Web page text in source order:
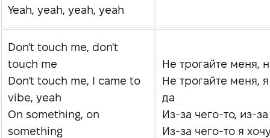
Yeah, yeah, yeah, yeah
Don't touch me, don't
touch me
Don't touch me, I came to
vibe, yeah
On something, on
something
Не трогайте меня,
Не трогайте меня,
да
Из-за чего-то, из-
Из-за чего-то я